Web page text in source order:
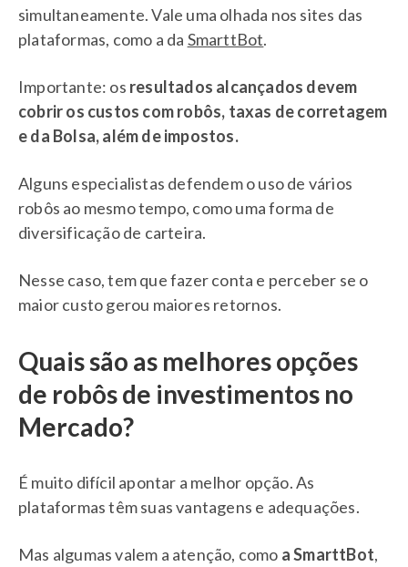
simultaneamente. Vale uma olhada nos sites das
plataformas, como a da SmarttBot.
Importante: os resultados alcançados devem
cobrir os custos com robôs, taxas de corretagem
e da Bolsa, além de impostos.
Alguns especialistas defendem o uso de vários
robôs ao mesmo tempo, como uma forma de
diversificação de carteira.
Nesse caso, tem que fazer conta e perceber se o
maior custo gerou maiores retornos.
Quais são as melhores opções
de robôs de investimentos no
Mercado?
É muito difícil apontar a melhor opção. As
plataformas têm suas vantagens e adequações.
Mas algumas valem a atenção, como a SmarttBot,